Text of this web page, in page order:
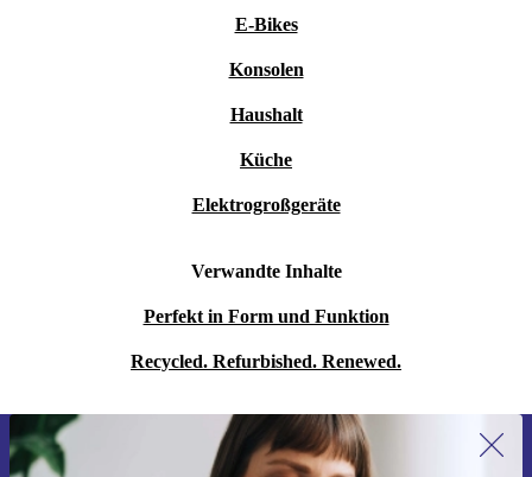
E-Bikes
Konsolen
Haushalt
Küche
Elektrogroßgeräte
Verwandte Inhalte
Perfekt in Form und Funktion
Recycled. Refurbished. Renewed.
Erstmals zum Newsletter anmelden,